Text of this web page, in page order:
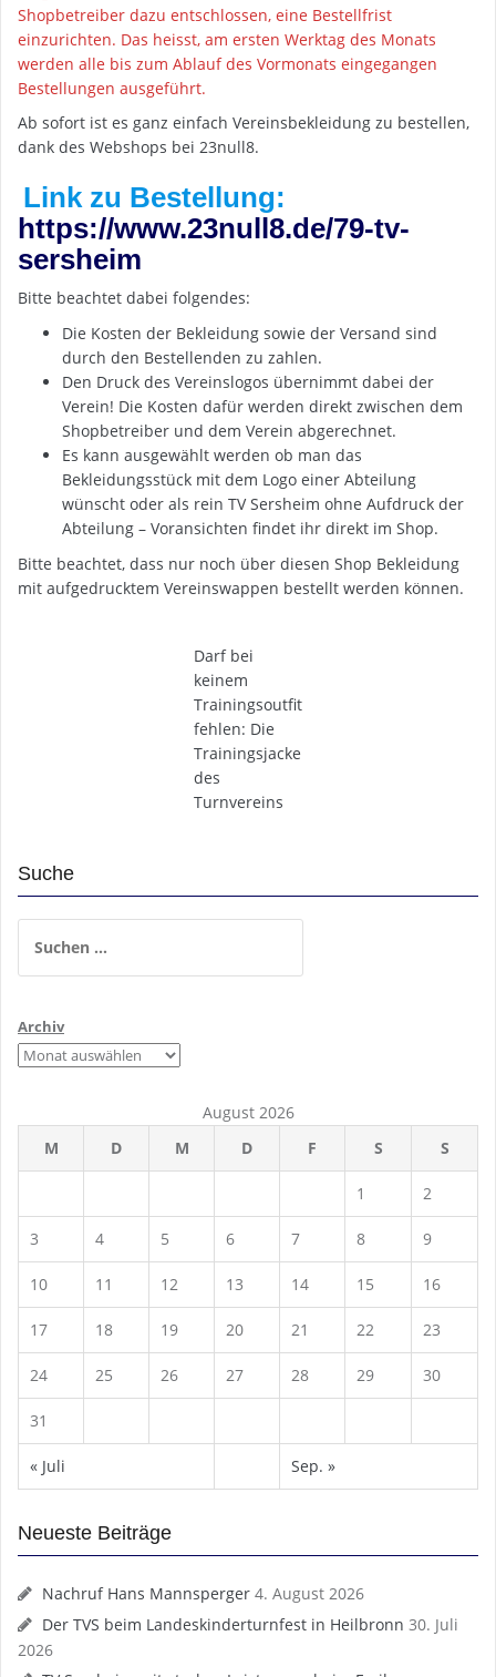
Shopbetreiber dazu entschlossen, eine Bestellfrist
einzurichten. Das heisst, am ersten Werktag des Monats
werden alle bis zum Ablauf des Vormonats eingegangen
Bestellungen ausgeführt.
Ab sofort ist es ganz einfach Vereinsbekleidung zu bestellen,
dank des Webshops bei 23null8.
Link zu Bestellung:
https://www.23null8.de/79-tv-
sersheim
Bitte beachtet dabei folgendes:
Die Kosten der Bekleidung sowie der Versand sind
durch den Bestellenden zu zahlen.
Den Druck des Vereinslogos übernimmt dabei der
Verein! Die Kosten dafür werden direkt zwischen dem
Shopbetreiber und dem Verein abgerechnet.
Es kann ausgewählt werden ob man das
Bekleidungsstück mit dem Logo einer Abteilung
wünscht oder als rein TV Sersheim ohne Aufdruck der
Abteilung – Voransichten findet ihr direkt im Shop.
Bitte beachtet, dass nur noch über diesen Shop Bekleidung
mit aufgedrucktem Vereinswappen bestellt werden können.
Darf bei
keinem
Trainingsoutfit
fehlen: Die
Trainingsjacke
des
Turnvereins
Suche
nach:
Archiv
August 2026
M
D M D F S S
1 2
3 4 5 6 7 8 9
10 11 12 13 14 15 16
17 18 19 20 21 22 23
24 25 26 27 28 29 30
31
« Juli Sep. »
Neueste Beiträge
Nachruf Hans Mannsperger 4. August 2026
Der TVS beim Landeskinderturnfest in Heilbronn 30. Juli
2026